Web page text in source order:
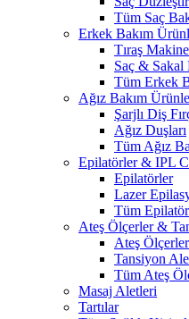
Tüm Saç
Erkek Bakım
Tıraş
Saç & Sakal
Tüm Erkek
Ağız Bakım
Şarjlı Diş
Ağız Duşları
Tüm Ağız
Epilatörler & IPL
Epilatörler
Lazer
Tüm
Ateş Ölçerler &
Ateş Ölçerler
Tansiyon
Tüm Ateş
Masaj Aletleri
Tartılar